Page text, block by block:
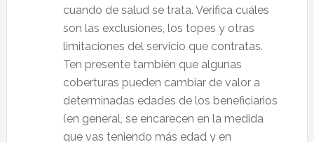
cuando de salud se trata. Verifica cuáles
son las exclusiones, los topes y otras
limitaciones del servicio que contratas.
Ten presente también que algunas
coberturas pueden cambiar de valor a
determinadas edades de los beneficiarios
(en general, se encarecen en la medida
que vas teniendo más edad y en